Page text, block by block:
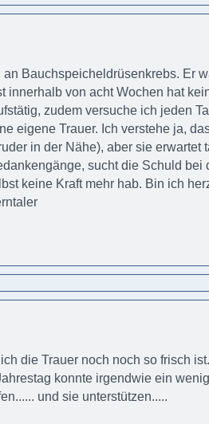
Bauchspeicheldrüsenkrebs. Er
von acht Wochen hat
zudem versuche ich jeden
eigene Trauer. Ich verstehe ja,
in der Nähe), aber sie erwartet
sucht die Schuld bei
keine Kraft mehr hab. Bin ich
die Trauer noch noch so frisch
konnte irgendwie ein
und sie unterstützen.....